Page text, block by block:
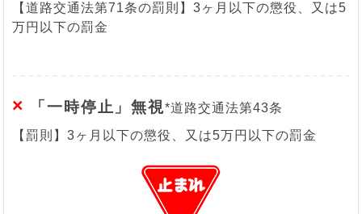
【道路交通法第71条の罰則】3ヶ月以下の懲役、又は5
万円以下の罰金
× 「一時停止」無視*道路交通法第43条
【罰則】3ヶ月以下の懲役、又は5万円以下の罰金